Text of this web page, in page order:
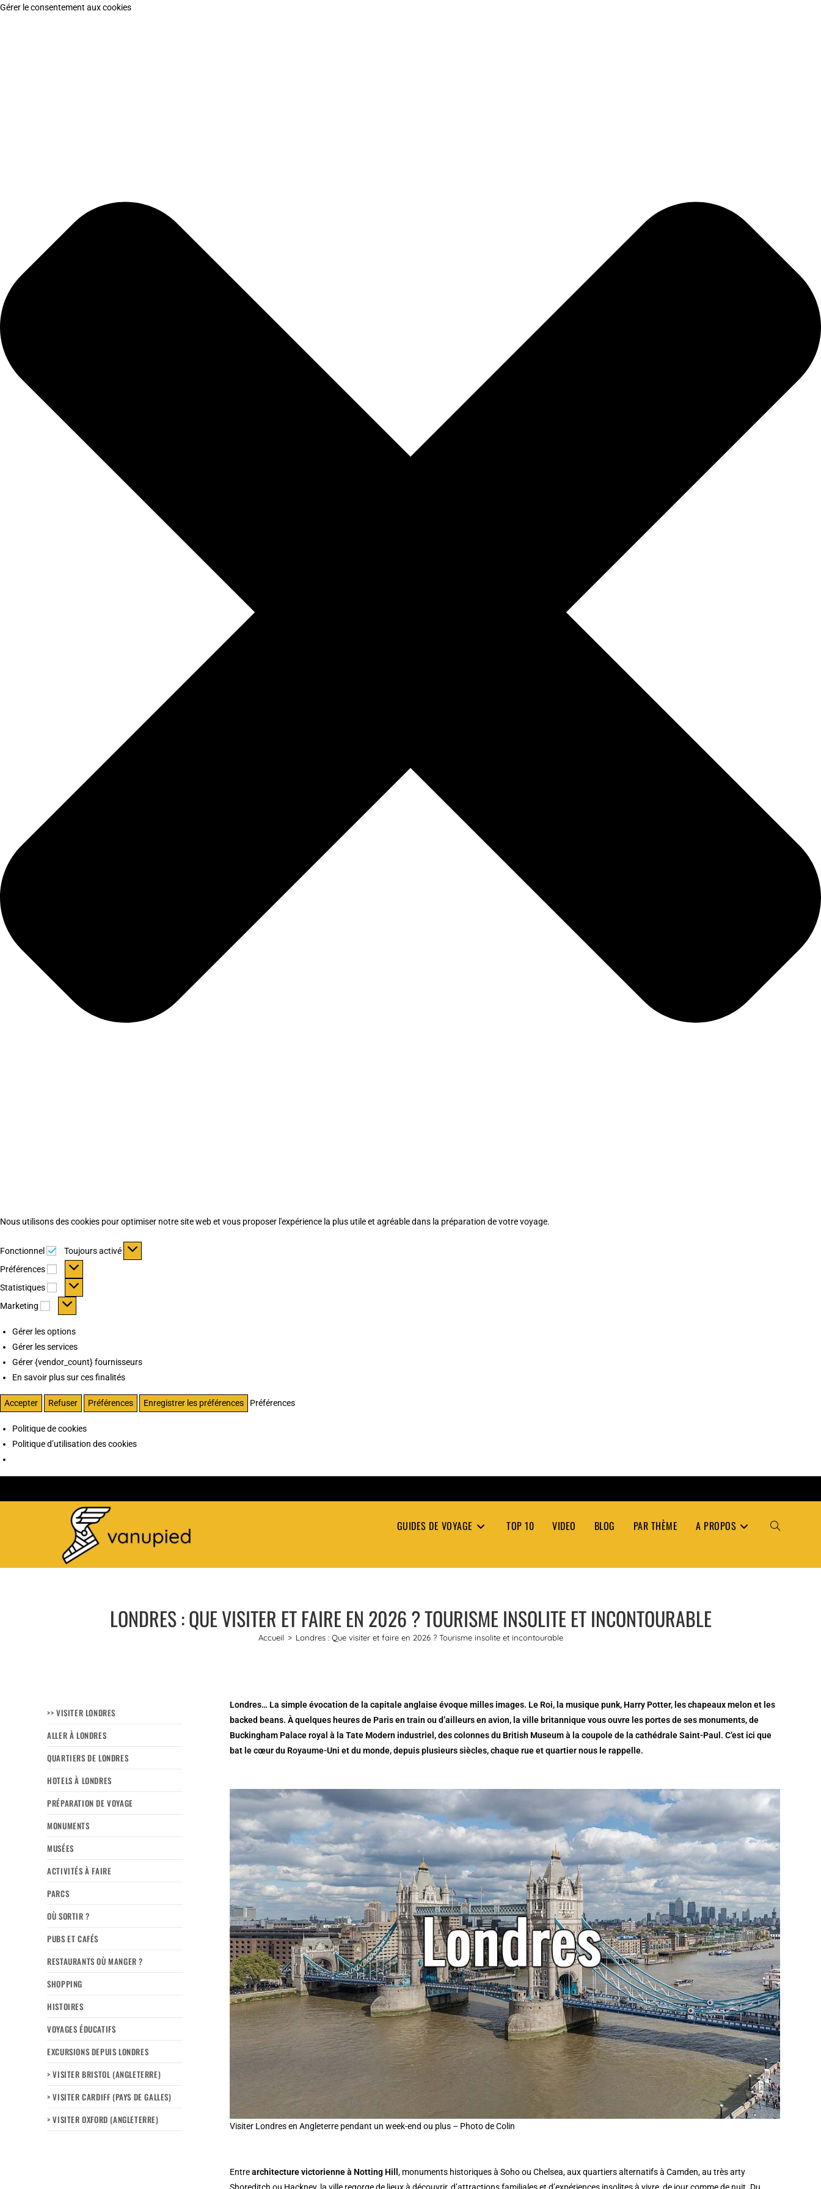
Gérer le consentement aux cookies
Nous utilisons des cookies pour optimiser notre site web et vous proposer l'expérience la plus utile et agréable dans la préparation de votre voyage.
Fonctionnel Fonctionnel
Toujours activé
Préférences
Préférences
Statistiques Statistiques
Marketing Marketing
Gérer les options
Gérer les services
Gérer {vendor_count} fournisseurs
En savoir plus sur ces finalités
Accepter Refuser Préférences Enregistrer les préférences Préférences
Politique de cookies
Politique d’utilisation des cookies
GUIDES DE VOYAGE TOP 10 VIDEO BLOG PAR THÈME A PROPOS TOGGLE
LONDRES : QUE VISITER ET FAIRE EN 2026 ? TOURISME INSOLITE ET INCONTOURABLE
Accueil > Londres : Que visiter et faire en 2026 ? Tourisme insolite et incontourable
Londres… La simple évocation de la capitale anglaise évoque milles images. Le Roi, la musique punk, Harry Potter, les chapeaux melon et les
backed beans. À quelques heures de Paris en train ou d’ailleurs en avion, la ville britannique vous ouvre les portes de ses monuments, de
Buckingham Palace royal à la Tate Modern industriel, des colonnes du British Museum à la coupole de la cathédrale Saint-Paul. C’est ici que
bat le cœur du Royaume-Uni et du monde, depuis plusieurs siècles, chaque rue et quartier nous le rappelle.
Visiter Londres en Angleterre pendant un week-end ou plus – Photo de Colin
Entrearchitecture victorienne à Notting Hill, monuments historiques à Soho ou Chelsea, aux quartiers alternatifs à Camden, au très arty
>> VISITER LONDRES
ALLER À LONDRES
QUARTIERS DE LONDRES
HOTELS À LONDRES
PRÉPARATION DE VOYAGE
MONUMENTS
MUSÉES
ACTIVITÉS À FAIRE
PARCS
OÙ SORTIR ?
PUBS ET CAFÉS
RESTAURANTS OÙ MANGER ?
SHOPPING
HISTOIRES
VOYAGES ÉDUCATIFS
EXCURSIONS DEPUIS LONDRES
> VISITER BRISTOL (ANGLETERRE)
> VISITER CARDIFF (PAYS DE GALLES)
> VISITER OXFORD (ANGLETERRE)